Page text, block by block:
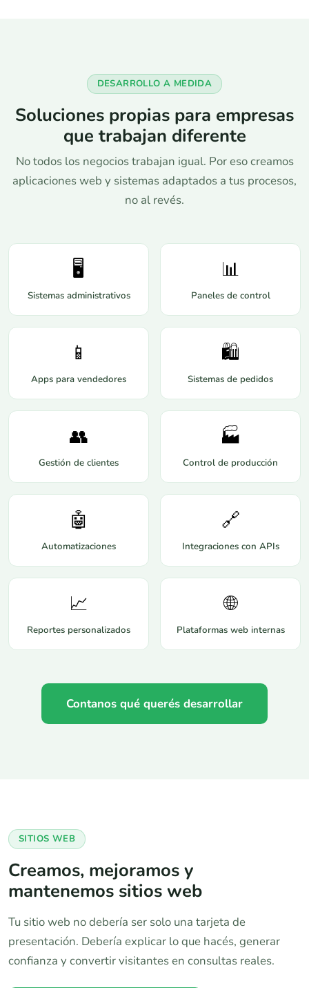
DESARROLLO A MEDIDA
Soluciones propias para empresas
que trabajan diferente
No todos los negocios trabajan igual. Por eso creamos
aplicaciones web y sistemas adaptados a tus procesos,
no al revés.
🖥️
Sistemas administrativos
📊
Paneles de control
📱
Apps para vendedores
🛍️
Sistemas de pedidos
👥
Gestión de clientes
🏭
Control de producción
🤖
Automatizaciones
🔗
Integraciones con APIs
📈
Reportes personalizados
🌐
Plataformas web internas
Contanos qué querés desarrollar
SITIOS WEB
Creamos, mejoramos y
mantenemos sitios web
Tu sitio web no debería ser solo una tarjeta de
presentación. Debería explicar lo que hacés, generar
confianza y convertir visitantes en consultas reales.